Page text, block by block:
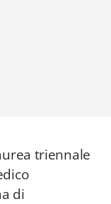
triennale
di